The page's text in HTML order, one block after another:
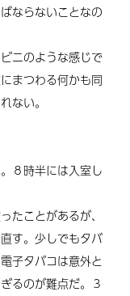
ならないことなの
ニのような感じで
まつわる何かも同
ない。
８時半には入室し
たことがあるが、
す。少しでもタバ
子タバコは意外と
るのが難点だ。３